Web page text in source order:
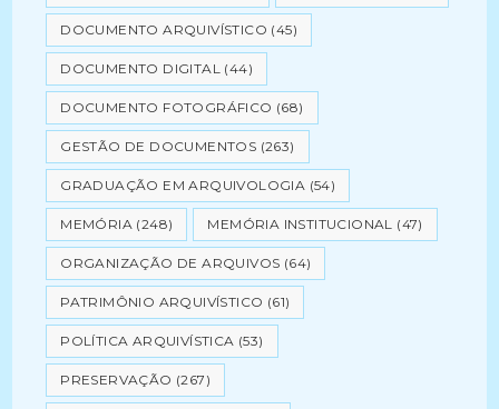
DOCUMENTO ARQUIVÍSTICO (45)
DOCUMENTO DIGITAL (44)
DOCUMENTO FOTOGRÁFICO (68)
GESTÃO DE DOCUMENTOS (263)
GRADUAÇÃO EM ARQUIVOLOGIA (54)
MEMÓRIA (248) MEMÓRIA INSTITUCIONAL (47)
ORGANIZAÇÃO DE ARQUIVOS (64)
PATRIMÔNIO ARQUIVÍSTICO (61)
POLÍTICA ARQUIVÍSTICA (53)
PRESERVAÇÃO (267)